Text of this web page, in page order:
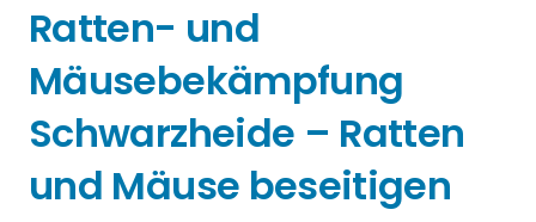
Ratten- und
Mäusebekämpfung
Schwarzheide – Ratten
und Mäuse beseitigen